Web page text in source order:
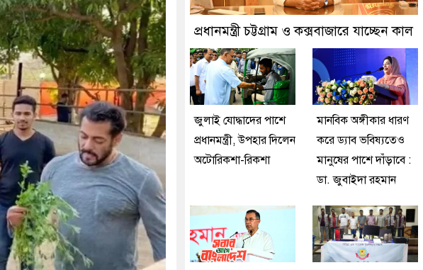
নেতৃত্ব ও গণতন্ত্রের মূর্তমান প্রতীক বেগম খালেদা জিয়া : তথ্যমন্ত্রী
প্রধানমন্ত্রী চট্টগ্রাম ও কক্সবাজারে যাচ্ছেন কাল
জুলাই যোদ্ধাদের পাশে
প্রধানমন্ত্রী, উপহার দিলেন
অটোরিকশা-রিকশা
মানবিক অঙ্গীকার ধারণ
করে ড্যাব ভবিষ্যতেও
মানুষের পাশে দাঁড়াবে :
ডা. জুবাইদা রহমান